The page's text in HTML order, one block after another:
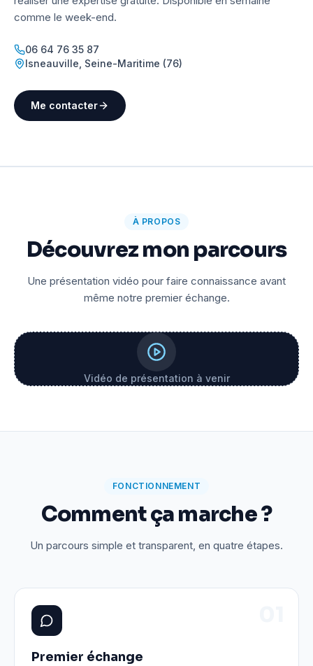
comme le week-end.
06 64 76 35 87
Isneauville Seine-Maritime (76)
Me contacter
À PROPOS
Découvrez mon parcours
Une présentation vidéo pour faire connaissance avant
même notre premier échange.
Vidéo de présentation à venir
FONCTIONNEMENT
Comment ça marche ?
Un parcours simple et transparent, en quatre étapes.
Premier échange